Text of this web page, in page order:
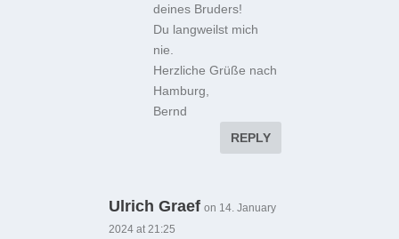
deines Bruders!
Du langweilst mich
nie.
Herzliche Grüße nach
Hamburg,
Bernd
REPLY
Ulrich Graef on 14. January
2024 at 21:25